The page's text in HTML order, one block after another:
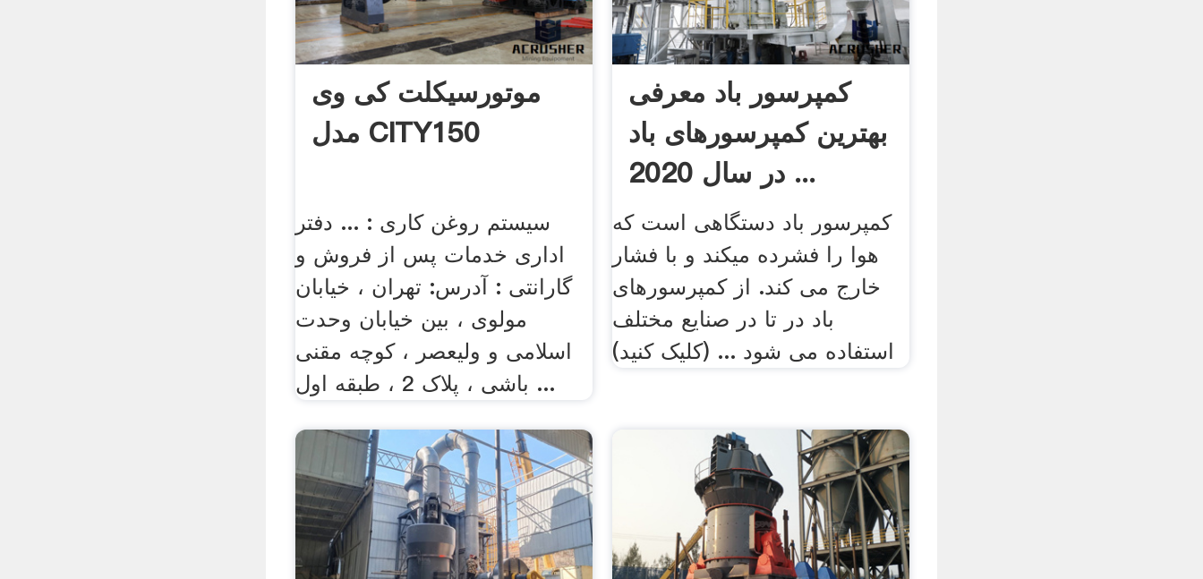
موتورسیکلت کی وی
مدل CITY150
سیستم روغن کاری : ... دفتر
اداری خدمات پس از فروش و
گارانتی : آدرس: تهران ، خیابان
مولوی ، بین خیابان وحدت
اسلامی و ولیعصر ، کوچه مقنی
باشی ، پلاک 2 ، طبقه اول ...
کمپرسور باد معرفی
بهترین کمپرسورهای باد
در سال 2020 ...
کمپرسور باد دستگاهی است که
هوا را فشرده میکند و با فشار
خارج می کند. از کمپرسورهای
باد در تا در صنایع مختلف
استفاده می شود ... (کلیک کنید)